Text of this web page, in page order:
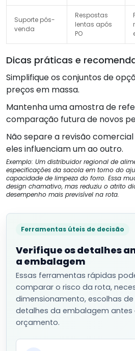
Suporte pós-
venda
Respostas
lentas após
PO
Dicas práticas e
Simplifique os conjuntos de
preços em massa.
Mantenha uma amostra de
comparação futura de novos
Não separe a revisão
eles influenciam um ao outro.
Exemplo: Um distribuidor regional de
especificações da sacola em torno do
capacidade de limpeza do forro. Essa
design chamativo, mas reduziu o atrito
desempenho mais previsível na rota.
Ferramentas úteis de decisão
Verifique os detalhes
a embalagem
Essas ferramentas rápidas
comparar o risco da rota,
dimensionamento, escolhas de
detalhes da embalagem antes
orçamento.